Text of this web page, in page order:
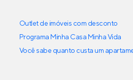
Outlet de imóveis com desconto
Programa Minha Casa Minha Vida
Você sabe quanto custa um